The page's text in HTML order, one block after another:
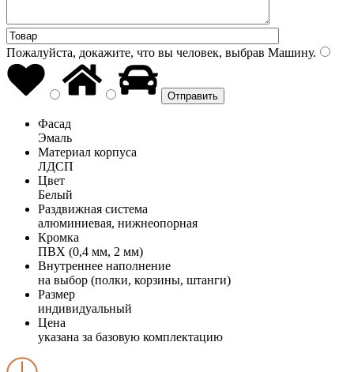
Пожалуйста, докажите, что вы человек, выбрав Машину.
Фасад
Эмаль
Материал корпуса
ЛДСП
Цвет
Белый
Раздвижная система
алюминиевая, нижнеопорная
Кромка
ПВХ (0,4 мм, 2 мм)
Внутреннее наполнение
на выбор (полки, корзины, штанги)
Размер
индивидуальный
Цена
указана за базовую комплектацию